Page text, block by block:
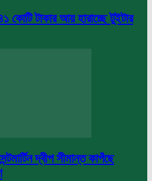
কোটি টাকার আয় হারাচ্ছে টুইটার
দ্বীপ সীমান্ত কাপঁছে